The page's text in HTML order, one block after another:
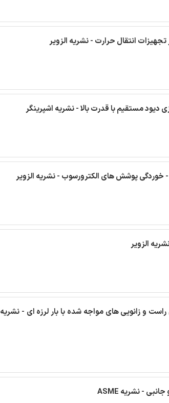
انتقال حرارت - نشریه الزویر
دیود مستقیم با قدرت بالا - نشریه اشپرینگر
خوردگی پوشش های الکترورسوب - نشریه الزویر
و زانویی های مواجه شده با بار لرزه ای - نشریه